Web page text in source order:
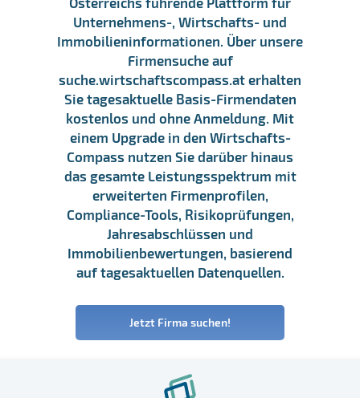
Unternehmens-, Wirtschafts- und
Immobilieninformationen. Über unsere
Firmensuche auf
suche.wirtschaftscompass.at erhalten
Sie tagesaktuelle Basis-Firmendaten
kostenlos und ohne Anmeldung. Mit
einem Upgrade in den Wirtschafts-
Compass nutzen Sie darüber hinaus
das gesamte Leistungsspektrum mit
erweiterten Firmenprofilen,
Compliance-Tools, Risikoprüfungen,
Jahresabschlüssen und
Immobilienbewertungen, basierend
auf tagesaktuellen Datenquellen.
Jetzt Firma suchen!